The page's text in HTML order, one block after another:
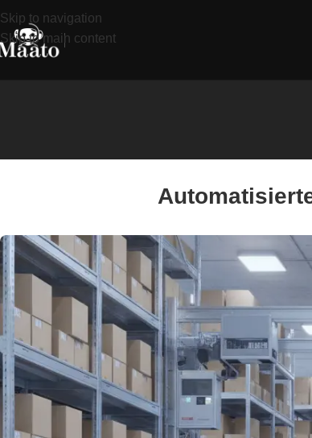
Skip to navigation
Skip to main content